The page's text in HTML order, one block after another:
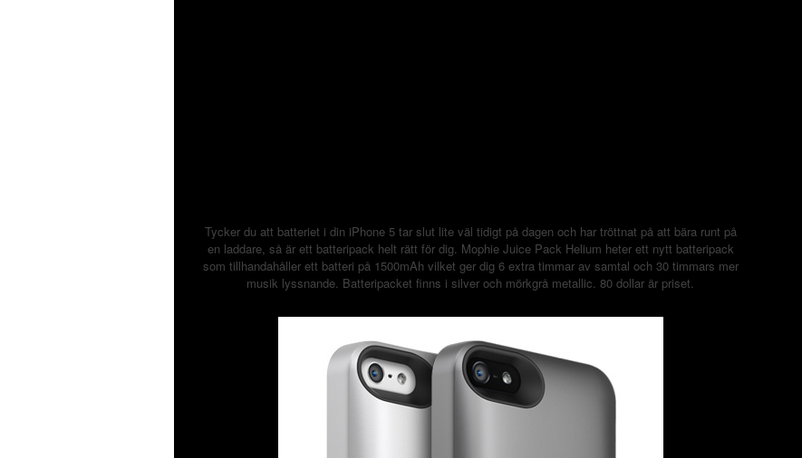
Tycker du att batteriet i din iPhone 5 tar slut lite väl tidigt på dagen och har tröttnat på att bära runt på
en laddare, så är ett batteripack helt rätt för dig. Mophie Juice Pack Helium heter ett nytt batteripack
som tillhandahåller ett batteri på 1500mAh vilket ger dig 6 extra timmar av samtal och 30 timmars mer
musik lyssnande. Batteripacket finns i silver och mörkgrå metallic. 80 dollar är priset.